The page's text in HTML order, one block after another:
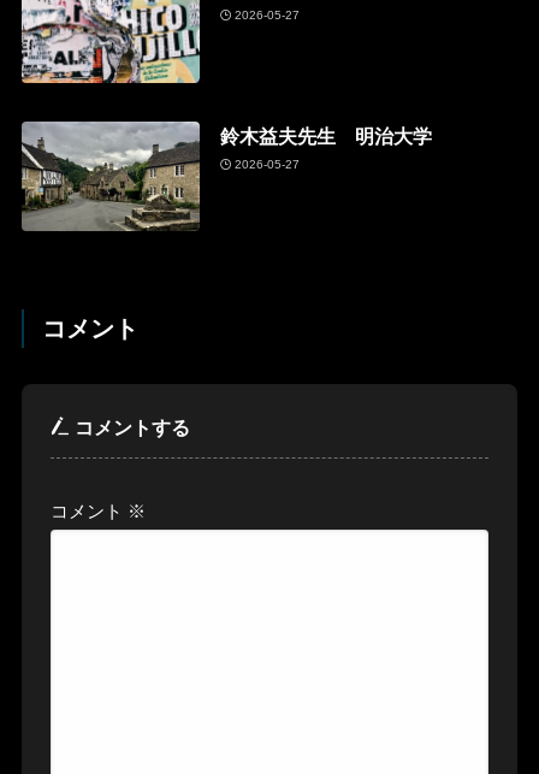
2026-05-27
鈴木益夫先生 明治大学
2026-05-27
コメント
コメントする
コメント ※